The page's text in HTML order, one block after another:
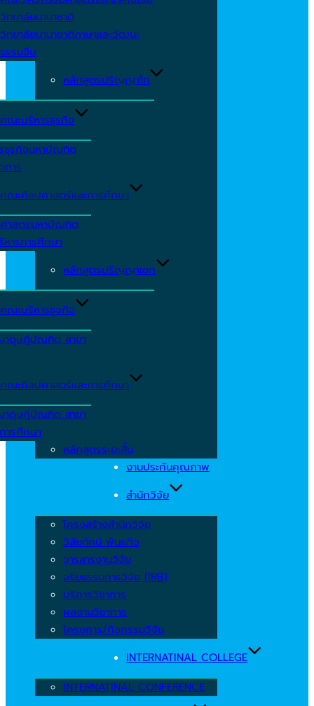
วิทยาลัยนานาชาติ
วิทยาลัยนานาชาติภาษาและวัฒนะ
ธรรมจีน
หลักสูตรปริญญาโท
คณะบริหารธุรกิจ
ธุรกิจมหาบัณฑิต
การ
คณะศิลปศาสตร์และการศึกษา
าสตรมหาบัณฑิต
หารการศึกษา
หลักสูตรปริญญาเอก
คณะบริหารธุจกิจ
ดุษฎีบัณฑิต สาขา
คณะศิลปศาสตร์และการศึกษา
ดุษฎีบัณฑิต สาขา
ารศึกษา
หลักสูตรระยะสั้น
งานประกันคุณภาพ
สำนักวิจัย
โครงสร้างสำนักวิจัย
วิสัยทัศน์ พันธกิจ
วารสารงานวิจัย
จริยธรรมการวิจัย (IRB)
บริการวิชาการ
ผลงานวิชาการ
โครงการ/กิจกรรมวิจัย
INTERNATINAL COLLEGE
INTERNATINAL CONFERENCE